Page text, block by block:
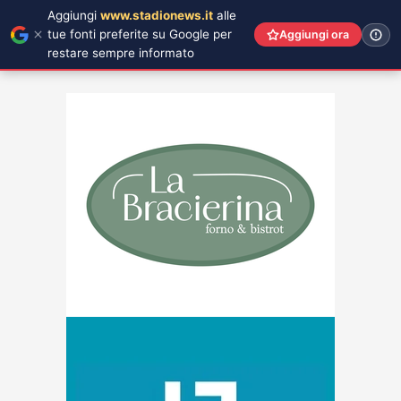
Aggiungi www.stadionews.it alle
tue fonti preferite su Google per
restare sempre informato
Aggiungi ora